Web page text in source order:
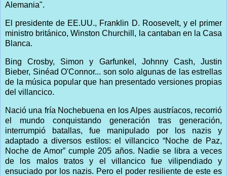
Alemania".
El presidente de EE.UU., Franklin D. Roosevelt, y el primer
ministro británico, Winston Churchill, la cantaban en la Casa
Blanca.
Bing Crosby, Simon y Garfunkel, Johnny Cash, Justin
Bieber, Sinéad O'Connor... son solo algunas de las estrellas
de la música popular que han presentado versiones propias
del villancico.
Nació una fría Nochebuena en los Alpes austríacos, recorrió
el mundo conquistando generación tras generación,
interrumpió batallas, fue manipulado por los nazis y
adaptado a diversos estilos: el villancico “Noche de Paz,
Noche de Amor” cumple 205 años. Nadie se libra a veces
de los malos tratos y el villancico fue vilipendiado y
ensuciado por los nazis. Pero el poder resiliente de este es